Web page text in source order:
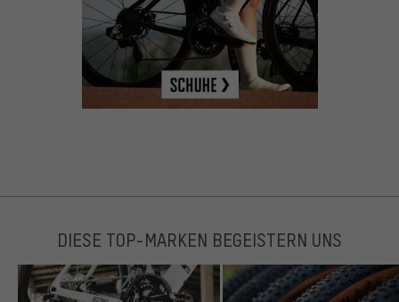
DIESE TOP-MARKEN BEGEISTERN UNS